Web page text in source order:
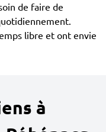
de faire de
libre et ont envie
à